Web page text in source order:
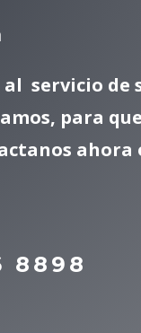
servicio de
para
ahora
8898